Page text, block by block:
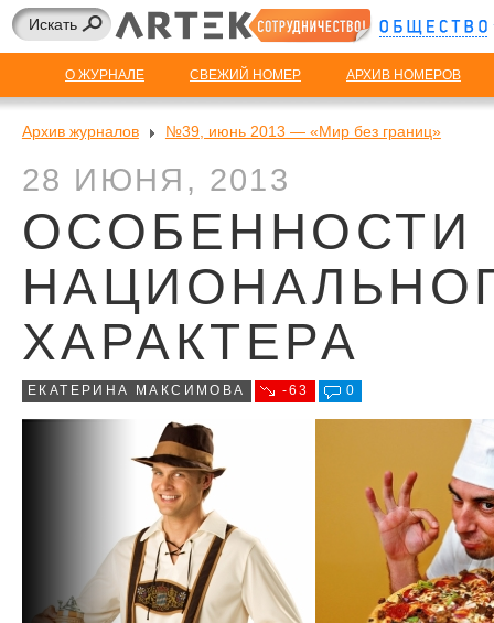
О ЖУРНАЛЕ СВЕЖИЙ НОМЕР АРХИВ НОМЕРОВ
Архив журналов №39, июнь 2013 — «Мир без границ»
28 ИЮНЯ, 2013
ОСОБЕННОСТИ
ХАРАКТЕРА
ЕКАТЕРИНА МАКСИМОВА -63 0